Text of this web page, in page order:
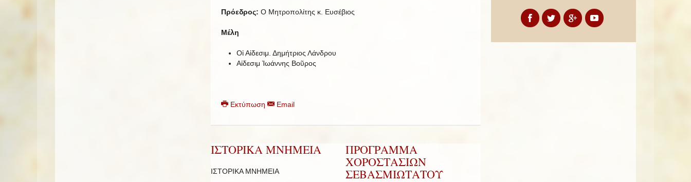
Πρόεδρος: Ο Μητροπολίτης κ. Ευσέβιος
Μέλη
Οἱ Αἰδεσιμ. Δημήτριος Λάνδρου
Αἰδεσιμ Ἰωάννης Βοῦρος
Εκτύπωση Email
ΙΣΤΟΡΙΚΑ ΜΝΗΜΕΙΑ
ΙΣΤΟΡΙΚΑ ΜΝΗΜΕΙΑ
ΠΡΟΓΡΑΜΜΑ
ΧΟΡΟΣΤΑΣΙΩΝ
ΣΕΒΑΣΜΙΩΤΑΤΟΥ